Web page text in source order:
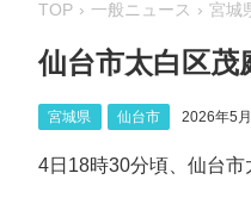
TOP 一般ニュース 宮城
仙台市太白区茂
宮城県 仙台市 2026年5
4日18時30分頃、仙台市